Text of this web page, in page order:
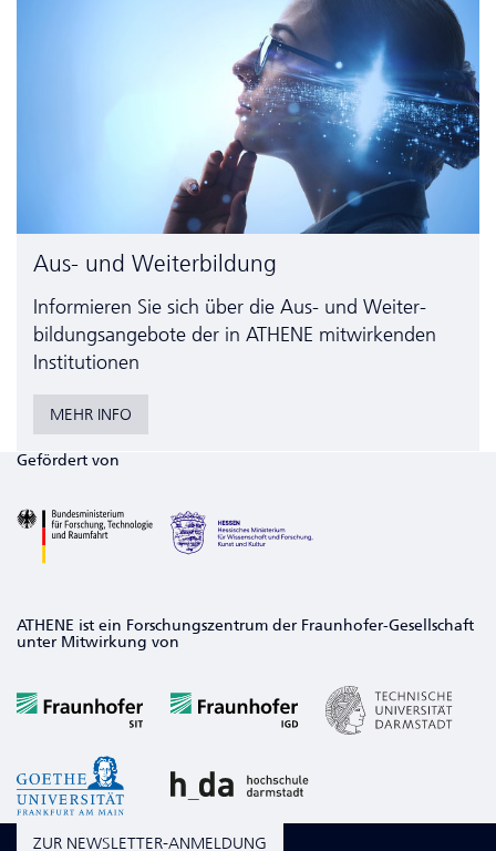
Aus- und Weiterbildung
Informieren Sie sich über die Aus- und Weiter­
bildungs­angebote der in ATHENE mitwirkenden
Institutionen
MEHR INFO
Gefördert von
ATHENE ist ein Forschungszentrum der Fraunhofer-Gesellschaft
unter Mitwirkung von
ZUR NEWSLETTER-ANMELDUNG